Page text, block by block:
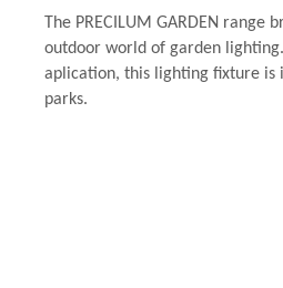
The PRECILUM GARDEN range
outdoor world of garden
aplication, this lighting fixture is
parks.